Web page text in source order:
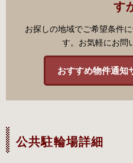
す
お探しの地域でご希望条件
す。お気軽にお問
おすすめ物件通知
公共駐輪場詳細